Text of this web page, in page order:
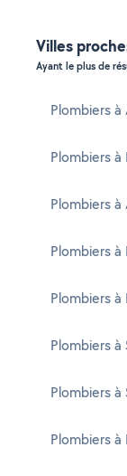
Villes
Ayant le plus de
Plombiers à
Plombiers à
Plombiers à
Plombiers à
Plombiers à
Plombiers à
Plombiers
Plombiers à